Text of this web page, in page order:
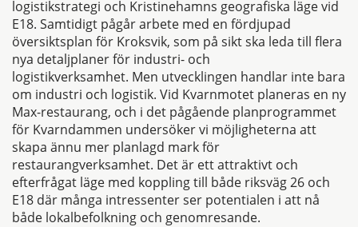
logistikstrategi och Kristinehamns geografiska läge vid
E18. Samtidigt pågår arbete med en fördjupad
översiktsplan för Kroksvik, som på sikt ska leda till flera
nya detaljplaner för industri- och
logistikverksamhet. Men utvecklingen handlar inte bara
om industri och logistik. Vid Kvarnmotet planeras en ny
Max-restaurang, och i det pågående planprogrammet
för Kvarndammen undersöker vi möjligheterna att
skapa ännu mer planlagd mark för
restaurangverksamhet. Det är ett attraktivt och
efterfrågat läge med koppling till både riksväg 26 och
E18 där många intressenter ser potentialen i att nå
både lokalbefolkning och genomresande.